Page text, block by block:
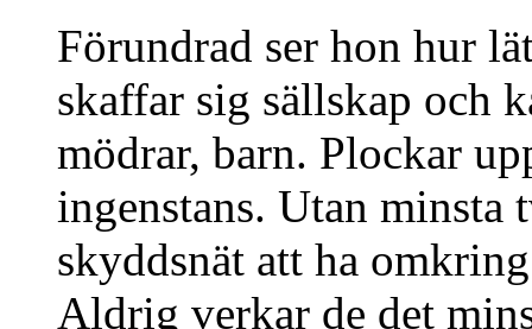
Förundrad ser hon hur
skaffar sig sällskap och
mödrar, barn. Plockar
ingenstans. Utan minsta
skyddsnät att ha
Aldrig verkar de det